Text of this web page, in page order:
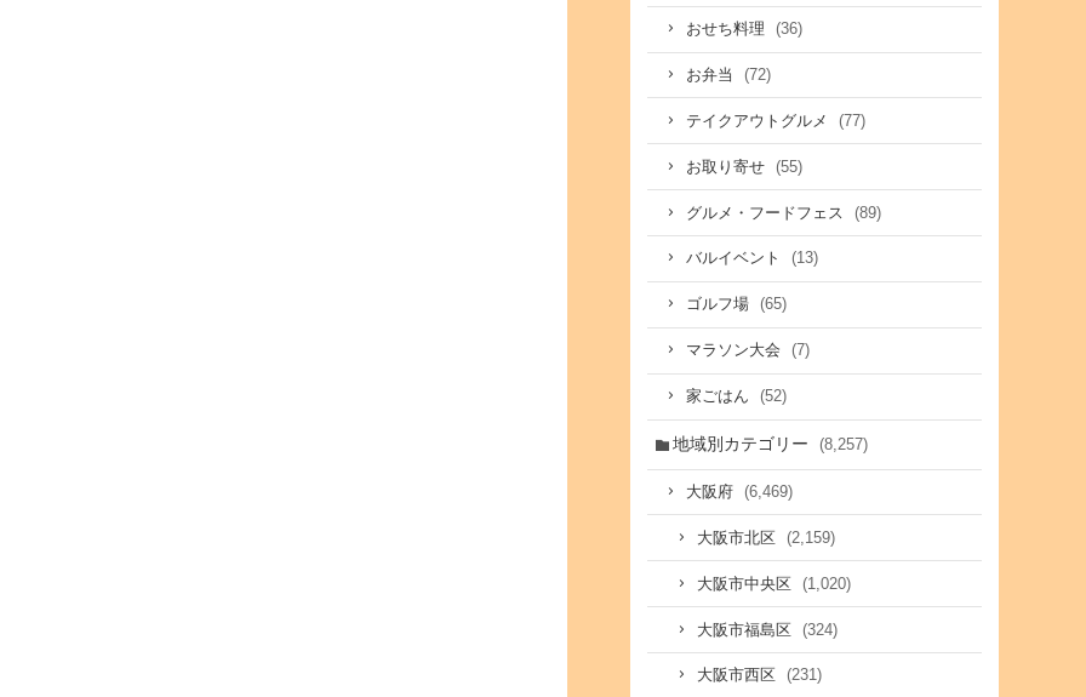
おせち料理 (36)
お弁当 (72)
テイクアウトグルメ (77)
お取り寄せ (55)
グルメ・フードフェス (89)
バルイベント (13)
ゴルフ場 (65)
マラソン大会 (7)
家ごはん (52)
地域別カテゴリー (8,257)
大阪府 (6,469)
大阪市北区 (2,159)
大阪市中央区 (1,020)
大阪市福島区 (324)
大阪市西区 (231)